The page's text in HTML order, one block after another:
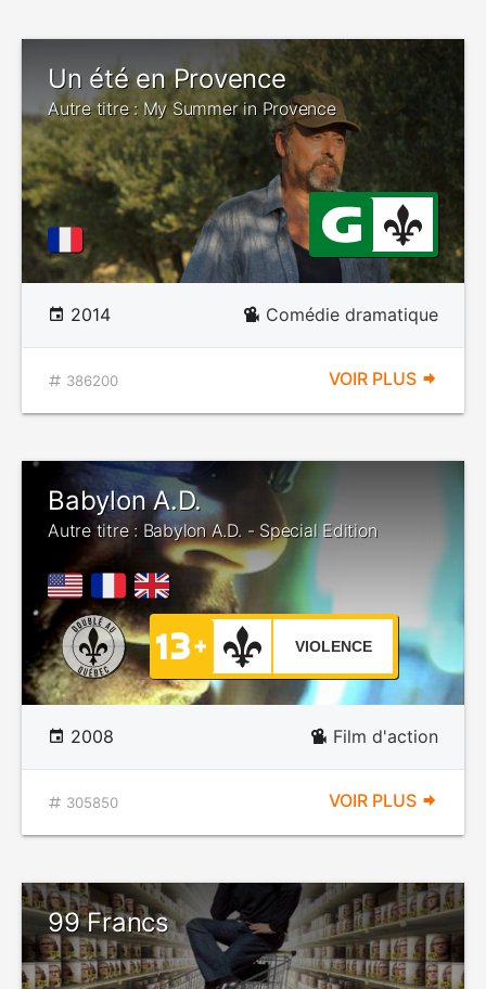
Un été en Provence
Autre titre : My Summer in Provence
2014 Comédie dramatique
386200 VOIR PLUS
Babylon A.D.
Autre titre : Babylon A.D. - Special Edition
VIOLENCE
2008 Film d'action
305850 VOIR PLUS
99 Francs